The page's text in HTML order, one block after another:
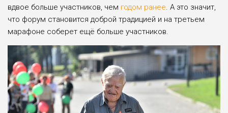
вдвое больше участников, чем годом ранее. А это значит,
что форум становится доброй традицией и на третьем
марафоне соберет ещё больше участников.